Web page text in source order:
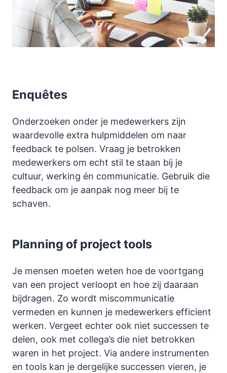
Enquêtes
Onderzoeken onder je medewerkers zijn
waardevolle extra hulpmiddelen om naar
feedback te polsen. Vraag je betrokken
medewerkers om echt stil te staan bij je
cultuur, werking én communicatie. Gebruik die
feedback om je aanpak nog meer bij te
schaven.
Planning of project tools
Je mensen moeten weten hoe de voortgang
van een project verloopt en hoe zij daaraan
bijdragen. Zo wordt miscommunicatie
vermeden en kunnen je medewerkers efficient
werken. Vergeet echter ook niet successen te
delen, ook met collega’s die niet betrokken
waren in het project. Via andere instrumenten
en tools kan je dergelijke successen vieren, je